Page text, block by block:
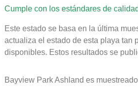
Cumple con los estándares de
Este estado se basa en la última
actualiza el estado de esta playa tan
disponibles. Estos resultados se
Bayview Park Ashland es